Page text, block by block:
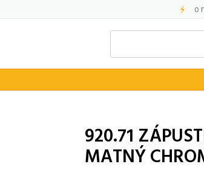
o
920.71
MATNÝ